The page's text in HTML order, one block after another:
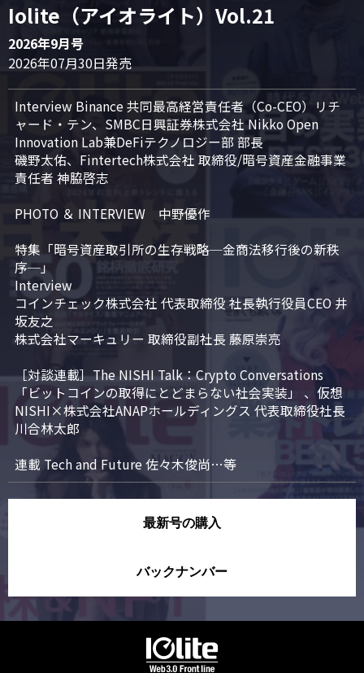
Iolite（アイオライト）Vol.21
2026年9月号
2026年07月30日発売
Interview Binance 共同最高経営責任者（Co-CEO）リチ
ャード・テン、SMBC日興証券株式会社 Nikko Open
Innovation Lab兼DeFiテクノロジー部 部長
磯野太佑、Fintertech株式会社 取締役/暗号資産金融事業
責任者 神脇啓志
PHOTO ＆ INTERVIEW　中野優作
特集「暗号資産取引所の生存戦略─金商法移行後の新秩
序─」
Interview
コインチェック株式会社 代表取締役 社長執行役員CEO 井
坂友之
株式会社マーキュリー 取締役副社長 藤原崇亮
［対談連載］The NISHI Talk：Crypto Conversations
「ビットコインの取得にとどまらない社会実装」 、仮想
NISHI×株式会社ANAPホールディングス 代表取締役社長
川合林太郎
連載 Tech and Future 佐々木俊尚…等
最新号の購入
バックナンバー